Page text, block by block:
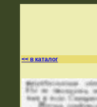
<< в каталог